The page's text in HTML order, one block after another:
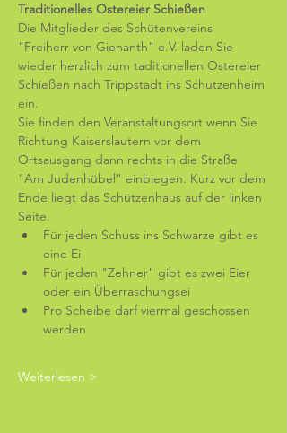
Traditionelles Ostereier Schießen
Die Mitglieder des Schütenvereins
"Freiherr von Gienanth" e.V. laden Sie
wieder herzlich zum taditionellen Ostereier
Schießen nach Trippstadt ins Schützenheim
ein.
Sie finden den Veranstaltungsort wenn Sie
Richtung Kaiserslautern vor dem
Ortsausgang dann rechts in die Straße
"Am Judenhübel" einbiegen. Kurz vor dem
Ende liegt das Schützenhaus auf der linken
Seite.
Für jeden Schuss ins Schwarze gibt es
eine Ei
Für jeden "Zehner" gibt es zwei Eier
oder ein Überraschungsei
Pro Scheibe darf viermal geschossen
werden
Weiterlesen >